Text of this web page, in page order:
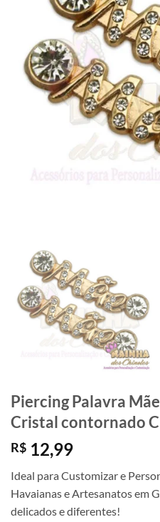
Piercing Palavra
Cristal contornado
R$ 12,99
Ideal para Customizar e
Havaianas e Artesanatos em
delicados e diferentes!